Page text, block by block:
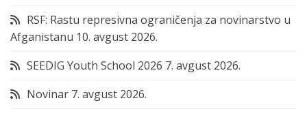
RSF: Rastu represivna ograničenja za novinarstvo u
Afganistanu 10. avgust 2026.
SEEDIG Youth School 2026 7. avgust 2026.
Novinar 7. avgust 2026.